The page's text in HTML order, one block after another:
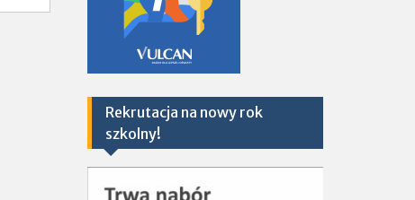
Rekrutacja na nowy rok
szkolny!